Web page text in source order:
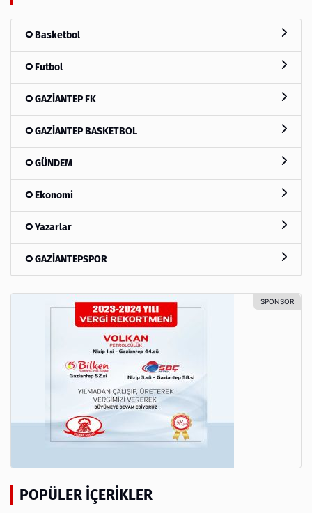
Basketbol
Futbol
GAZİANTEP FK
GAZİANTEP BASKETBOL
GÜNDEM
Ekonomi
Yazarlar
GAZİANTEPSPOR
POPÜLER İÇERIKLER